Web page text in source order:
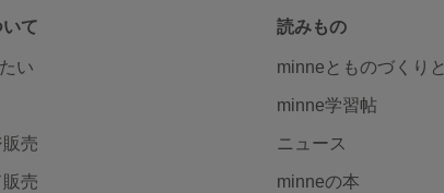
て
い
売
売
読みもの
minneとものづくりと
minne学習帖
ニュース
minneの本